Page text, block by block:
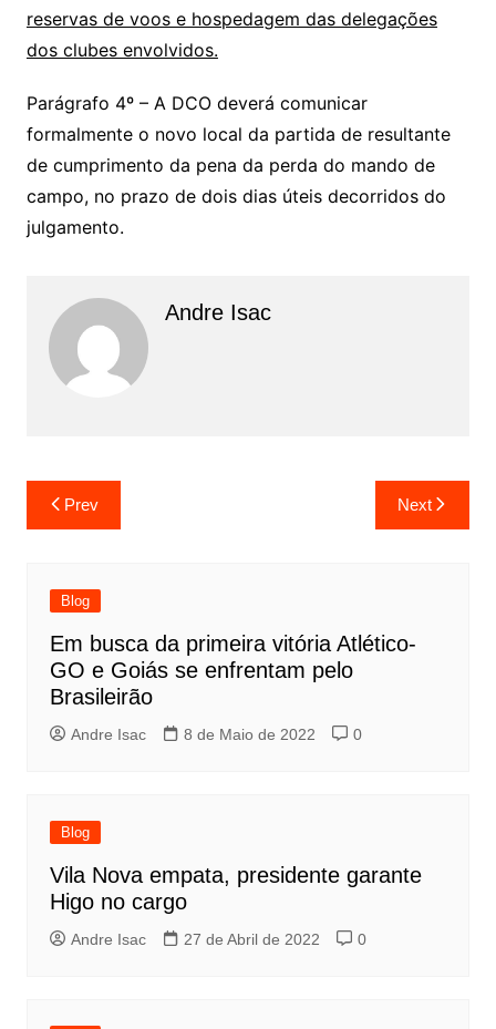
reservas de voos e hospedagem das delegações
dos clubes envolvidos.
Parágrafo 4º – A DCO deverá comunicar
formalmente o novo local da partida de resultante
de cumprimento da pena da perda do mando de
campo, no prazo de dois dias úteis decorridos do
julgamento.
Andre Isac
Prev Next
Blog
Em busca da primeira vitória Atlético-
GO e Goiás se enfrentam pelo
Brasileirão
Andre Isac 8 de Maio de 2022 0
Blog
Vila Nova empata, presidente garante
Higo no cargo
Andre Isac 27 de Abril de 2022 0